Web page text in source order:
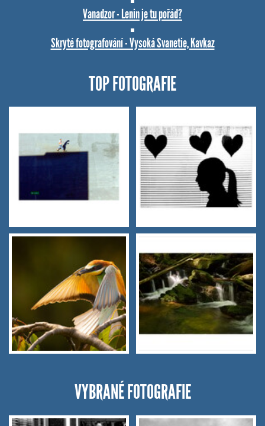
Vanadzor - Lenin je tu pořád?
Skryté fotografování - Vysoká Svanetie, Kavkaz
TOP FOTOGRAFIE
VYBRANÉ FOTOGRAFIE